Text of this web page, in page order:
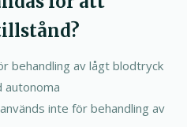
behandling av lågt blodtryck
autonoma
inte för behandling av